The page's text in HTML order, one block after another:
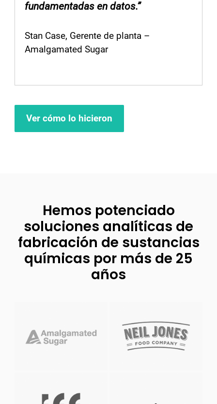
fundamentadas en datos.”
Stan Case, Gerente de planta –
Amalgamated Sugar
Ver cómo lo hicieron
Hemos potenciado
soluciones analíticas de
fabricación de sustancias
químicas por más de 25
años